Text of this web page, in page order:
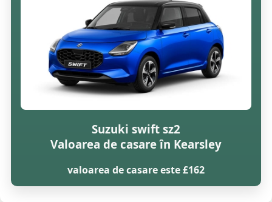
Suzuki swift sz2
Valoarea de casare în Kearsley
valoarea de casare este £162